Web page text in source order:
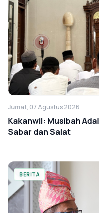
Jumat, 07 Agustus 2026
Kakanwil: Musibah
Sabar dan Salat
BERITA